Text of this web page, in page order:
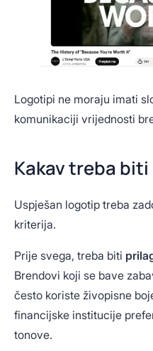
Logotipi ne moraju imati
komunikaciji vrijednosti
Kakav treba
Uspješan logotip treba
kriterija.
Prije svega, treba biti
Brendovi koji se bave
često koriste živopisne
financijske institucije
tonove.